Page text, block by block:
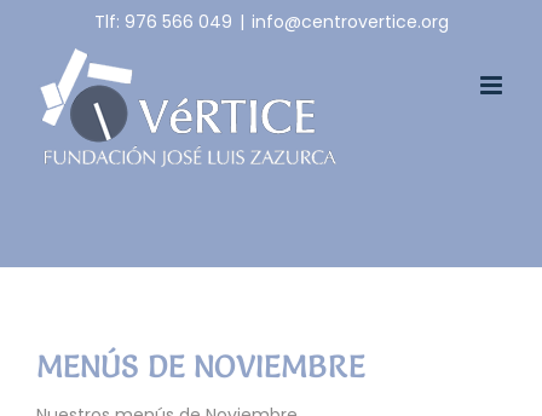
content
Tlf: 976 566 049 | info@centrovertice.org
MENÚS DE NOVIEMBRE